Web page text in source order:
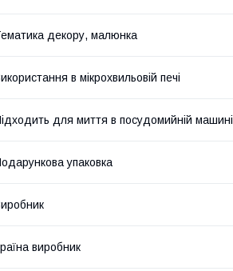
декору, малюнка
в мікрохвильовій печі
для миття в посудомийній машині
упаковка
виробник